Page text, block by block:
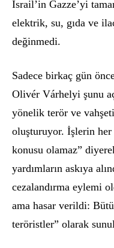
İsrail’in Gazze’yi
elektrik, su, gıda ve
değinmedi.
Sadece birkaç gün ö
Olivér Várhelyi şunu
yönelik terör ve
oluşturuyor. İşlerin
konusu olamaz”
yardımların askıya
cezalandırma eylemi
ama hasar verildi:
teröristler” olarak